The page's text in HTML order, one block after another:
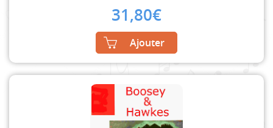
31,80€
Ajouter